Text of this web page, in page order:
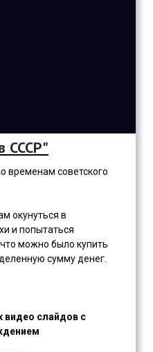
СССР"
временам советского
окунуться в
и попытаться
можно было купить
сумму денег.
видео слайдов с